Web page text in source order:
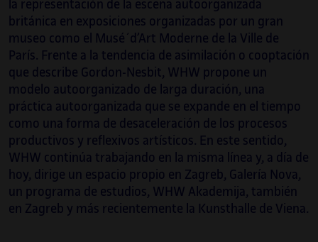
la representación de la escena autoorganizada
británica en exposiciones organizadas por un gran
museo como el Musé´d’Art Moderne de la Ville de
París. Frente a la tendencia de asimilación o cooptación
que describe Gordon-Nesbit, WHW propone un
modelo autoorganizado de larga duración, una
práctica autoorganizada que se expande en el tiempo
como una forma de desaceleración de los procesos
productivos y reflexivos artísticos. En este sentido,
WHW continúa trabajando en la misma línea y, a día de
hoy, dirige un espacio propio en Zagreb, Galería Nova,
un programa de estudios, WHW Akademija, también
en Zagreb y más recientemente la Kunsthalle de Viena.